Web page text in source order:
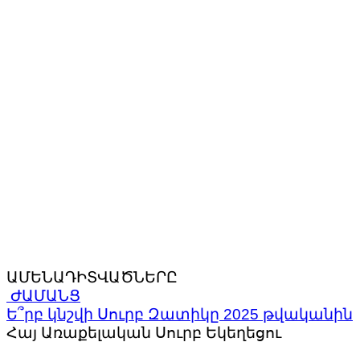
ԱՄԵՆԱԴԻՏՎԱԾՆԵՐԸ
ԺԱՄԱՆՑ
Ե՞րբ կնշվի Սուրբ Զատիկը 2025 թվականին
Հայ Առաքելական Սուրբ Եկեղեցու